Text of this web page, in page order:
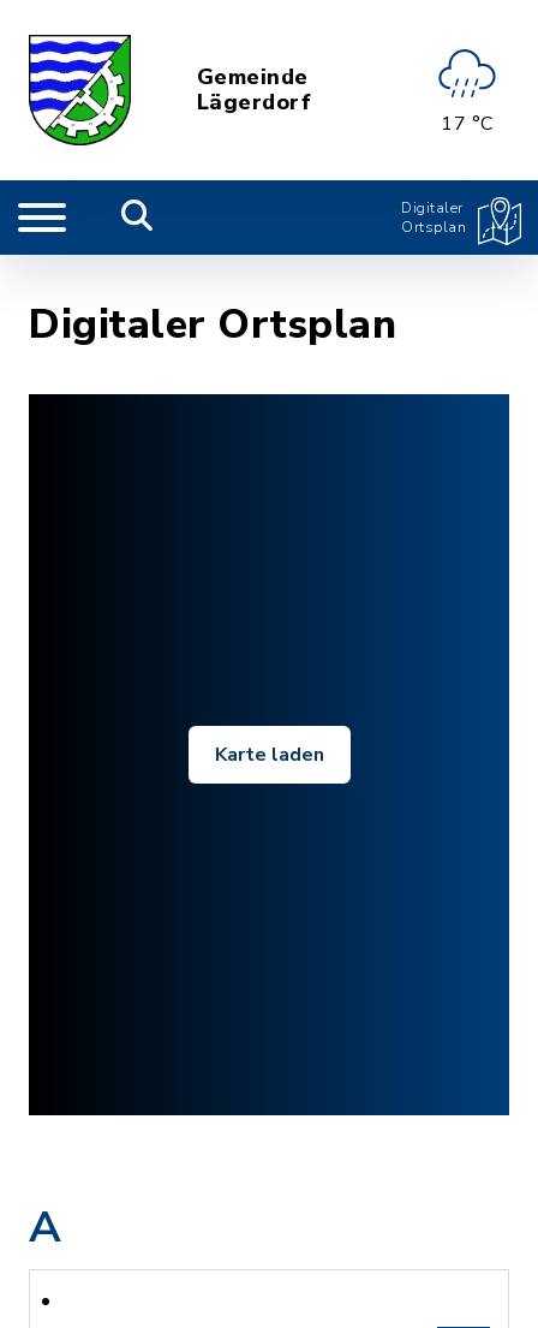
Gemeinde
Lägerdorf
17 °C
Digitaler
Ortsplan
Digitaler Ortsplan
Karte laden
A